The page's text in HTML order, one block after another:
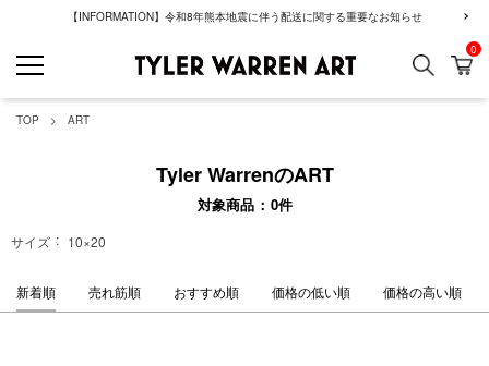
【INFORMATION】令和8年熊本地震に伴う配送に関する重要なお知らせ
GREENROOM
検索 カ
0
TOP ART
Tyler WarrenのART
対象商品 0件
サイズ 10×20
新着順 売れ筋順 おすすめ順 価格の低い順 価格の高い順